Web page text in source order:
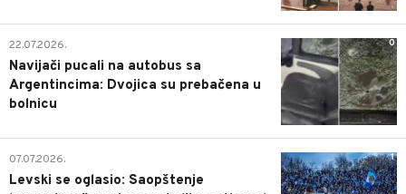
0
22.07.2026.
Navijači pucali na autobus sa
Argentincima: Dvojica su prebačena u
bolnicu
1
07.07.2026.
Levski se oglasio: Saopštenje